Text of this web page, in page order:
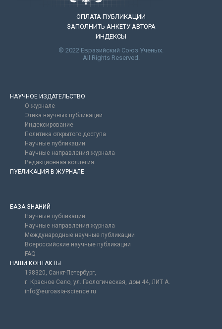
ОПЛАТА ПУБЛИКАЦИИ
ЗАПОЛНИТЬ АНКЕТУ АВТОРА
ИНДЕКСЫ
© 2022 Евразийский Союз Ученых.
All Rights Reserved.
НАУЧНОЕ ИЗДАТЕЛЬСТВО
О журнале
Этика научных публикаций
Индексирование
Политика открытого доступа
Научные публикации
Научные направления журнала
Редакционная коллегия
ПУБЛИКАЦИЯ В ЖУРНАЛЕ
БАЗА ЗНАНИЙ
Научные публикации
Научные направления журнала
Международные научные публикации
Всероссийские научные публикации
FAQ
НАШИ КОНТАКТЫ
198320, Санкт-Петербург,
г. Красное Село, ул. Геологическая, дом 44, ЛИТ А.
info@euroasia-science.ru